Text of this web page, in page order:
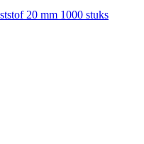
20 mm 1000 stuks